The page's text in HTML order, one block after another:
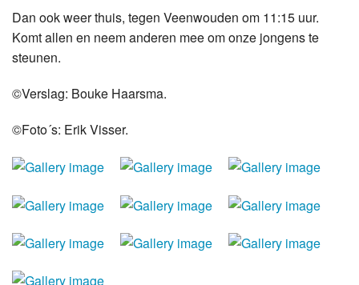
Dan ook weer thuis, tegen Veenwouden om 11:15 uur.
Komt allen en neem anderen mee om onze jongens te
steunen.
©Verslag: Bouke Haarsma.
©Foto´s: Erik Visser.